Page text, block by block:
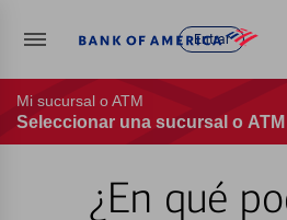
Entrar
Mi sucursal o ATM
Seleccionar una sucursal o ATM
¿En qué